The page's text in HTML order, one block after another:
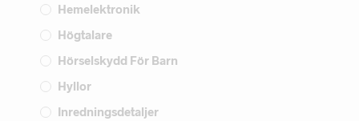
Hemelektronik
Högtalare
Hörselskydd För Barn
Hyllor
Inredningsdetaljer